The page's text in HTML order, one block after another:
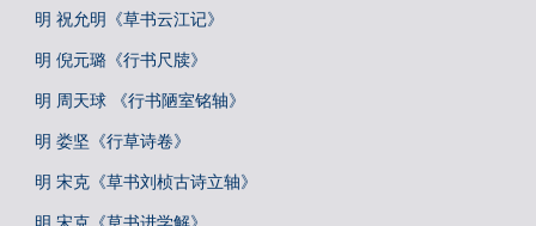
明 祝允明《草书云江记》
明 倪元璐《行书尺牍》
明 周天球 《行书陋室铭轴》
明 娄坚《行草诗卷》
明 宋克《草书刘桢古诗立轴》